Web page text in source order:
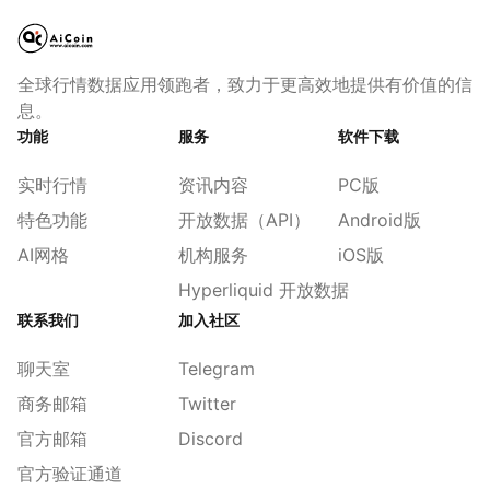
全球行情数据应用领跑者，致力于更高效地提供有价值的信
息。
功能
实时行情
特色功能
AI网格
服务
资讯内容
开放数据（API）
机构服务
Hyperliquid 开放数据
软件下载
PC版
Android版
iOS版
联系我们
聊天室
商务邮箱
官方邮箱
官方验证通道
加入社区
Telegram
Twitter
Discord